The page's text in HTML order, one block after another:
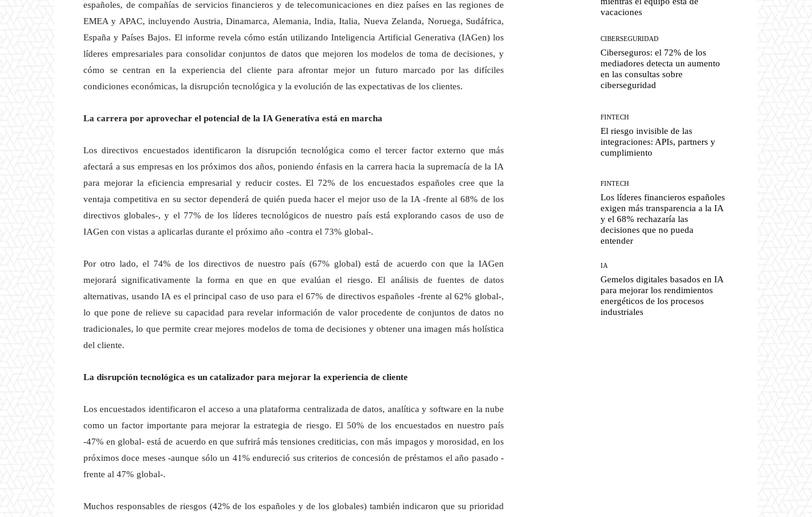
españoles, de compañías de servicios financieros y de telecomunicaciones en diez países en las regiones de
EMEA y APAC, incluyendo Austria, Dinamarca, Alemania, India, Italia, Nueva Zelanda, Noruega, Sudáfrica,
España y Países Bajos. El informe revela cómo están utilizando Inteligencia Artificial Generativa (IAGen) los
líderes empresariales para consolidar conjuntos de datos que mejoren los modelos de toma de decisiones, y
cómo se centran en la experiencia del cliente para afrontar mejor un futuro marcado por las difíciles
condiciones económicas, la disrupción tecnológica y la evolución de las expectativas de los clientes.
La carrera por aprovechar el potencial de la IA Generativa está en marcha
Los directivos encuestados identificaron la disrupción tecnológica como el tercer factor externo que más
afectará a sus empresas en los próximos dos años, poniendo énfasis en la carrera hacia la supremacía de la IA
para mejorar la eficiencia empresarial y reducir costes. El 72% de los encuestados españoles cree que la
ventaja competitiva en su sector dependerá de quién pueda hacer el mejor uso de la IA -frente al 68% de los
directivos globales-, y el 77% de los líderes tecnológicos de nuestro país está explorando casos de uso de
IAGen con vistas a aplicarlas durante el próximo año -contra el 73% global-.
Por otro lado, el 74% de los directivos de nuestro país (67% global) está de acuerdo con que la IAGen
mejorará significativamente la forma en que en que evalúan el riesgo. El análisis de fuentes de datos
alternativas, usando IA es el principal caso de uso para el 67% de directivos españoles -frente al 62% global-,
lo que pone de relieve su capacidad para revelar información de valor procedente de conjuntos de datos no
tradicionales, lo que permite crear mejores modelos de toma de decisiones y obtener una imagen más holística
del cliente.
La disrupción tecnológica es un catalizador para mejorar la experiencia de cliente
Los encuestados identificaron el acceso a una plataforma centralizada de datos, analítica y software en la nube
como un factor importante para mejorar la estrategia de riesgo. El 50% de los encuestados en nuestro país
-47% en global- está de acuerdo en que sufrirá más tensiones crediticias, con más impagos y morosidad, en los
próximos doce meses -aunque sólo un 41% endureció sus criterios de concesión de préstamos el año pasado -
frente al 47% global-.
Muchos responsables de riesgos (42% de los españoles y de los globales) también indicaron que su prioridad
vacaciones
CIBERSEGURIDAD
Ciberseguros: el 72% de los
mediadores detecta un aumento
en las consultas sobre
ciberseguridad
FINTECH
El riesgo invisible de las
integraciones: APIs, partners y
cumplimiento
FINTECH
Los líderes financieros españoles
exigen más transparencia a la IA
y el 68% rechazaría las
decisiones que no pueda
entender
IA
Gemelos digitales basados en IA
para mejorar los rendimientos
energéticos de los procesos
industriales